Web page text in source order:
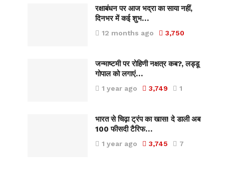
रक्षाबंधन पर आज भद्रा का साया नहीं,
दिनभर में कई शुभ…
12 months ago 3,750
जन्माष्टमी पर रोहिणी नक्षत्र कब?, लड्डू
गोपाल को लगाएं…
1 year ago 3,749 1
भारत से चिढ़ा ट्रंप का खास! दे डाली अब
100 फीसदी टैरिफ…
1 year ago 3,745 7